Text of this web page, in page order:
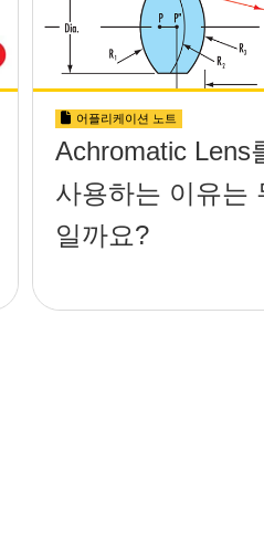
어플리케이션 노트
Achromatic Lens
사용하는 이유는
일까요?